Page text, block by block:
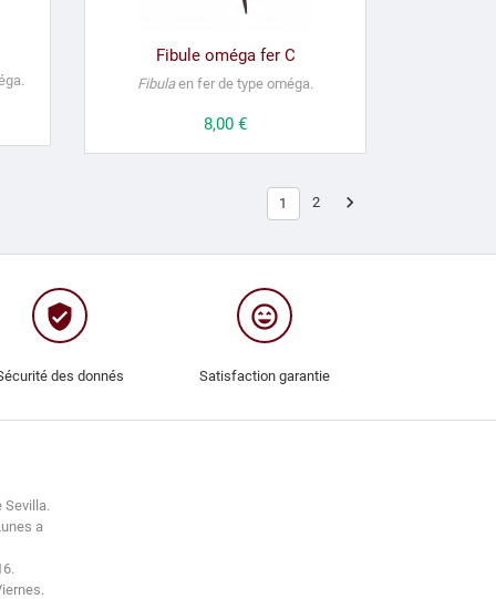
Fibule oméga fer C
Fibulaen fer de type oméga.
Prix
8,00 €
1 2 
verified_user
des donnés
sentiment_very_satisfied
Satisfaction garantie
Sevilla.
a